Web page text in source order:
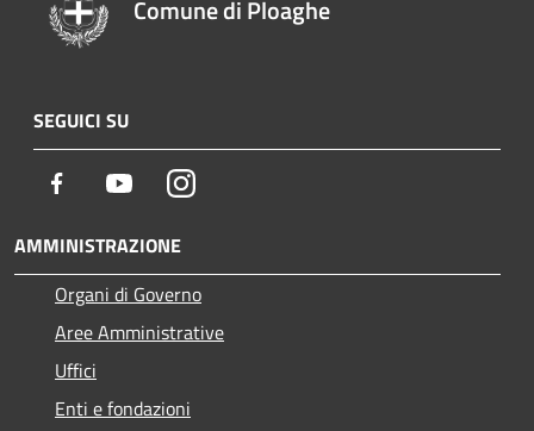
Comune di Ploaghe
SEGUICI SU
Facebook YoutubeInstagram
AMMINISTRAZIONE
Organi di Governo
Aree Amministrative
Uffici
Enti e fondazioni